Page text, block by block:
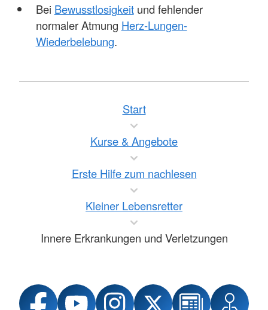
Bei Bewusstlosigkeitund fehlender
normaler Atmung Herz-Lungen-
Wiederbelebung.
Start
Kurse & Angebote
Erste Hilfe zum nachlesen
Kleiner Lebensretter
Innere Erkrankungen und Verletzungen